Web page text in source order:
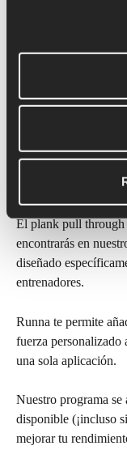
Si aún no dominas
lateral, puedes
con más retos.
Consigue
El plank pull through
encontrarás en
diseñado
entrenadores.
Runna te permite
fuerza personalizado
una sola aplicación.
Nuestro programa
disponible (¡incluso
mejorar tu